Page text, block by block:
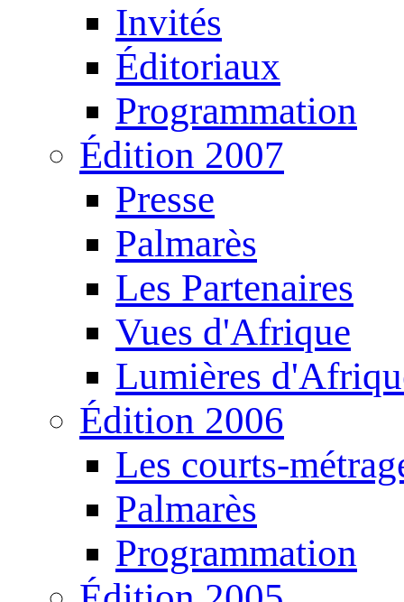
Invités
Éditoriaux
Programmation
Édition 2007
Presse
Palmarès
Les Partenaires
Vues d'Afrique
Lumières
Édition 2006
Les courts-
Palmarès
Programmation